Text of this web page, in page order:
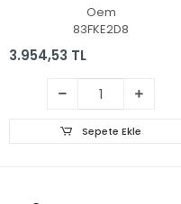
Oem
83FKE2D8
3.954,53 TL
Sepete Ekle